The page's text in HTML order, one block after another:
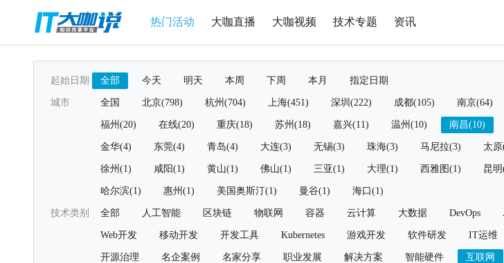
热门活动 大咖直播 大咖视频 技术专题 资讯
起始日期 全部 今天 明天 本周 下周 本月 指定日期
城市 全国 北京(798) 杭州(704) 上海(451) 深圳(222) 成都(105) 南京(64)
福州(20) 在线(20) 重庆(18) 苏州(18) 嘉兴(11) 温州(10) 南昌(10)
金华(4) 东莞(4) 青岛(4) 大连(3) 无锡(3) 珠海(3) 马尼拉(3) 太
徐州(1) 咸阳(1) 黄山(1) 佛山(1) 三亚(1) 大理(1) 西雅图(1) 昆
哈尔滨(1) 惠州(1) 美国奥斯汀(1) 曼谷(1) 海口(1)
技术类别 全部 人工智能 区块链 物联网 容器 云计算 大数据 DevOps
Web开发 移动开发 开发工具 Kubernetes 游戏开发 软件研发 IT运维
开源治理 名企案例 名家分享 职业发展 解决方案 智能硬件 互联网